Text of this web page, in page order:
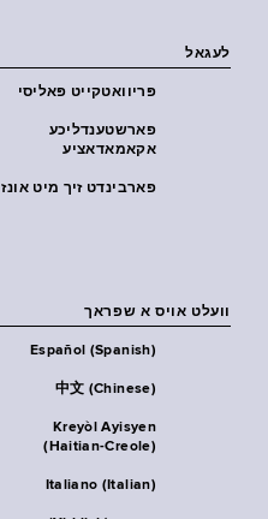
לעגאל
פּריוואטקייט פּאליסי
פארשטענדליכע
אקאמאדאציע
פארבינדט זיך מיט אונז
וועלט אויס א שפראך
Español (Spanish)
中文 (Chinese)
Kreyòl Ayisyen
(Haitian-Creole)
Italiano (Italian)